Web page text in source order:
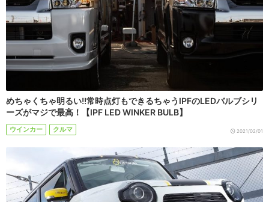
めちゃくちゃ明るい!!常時点灯もできるちゃうIPFのLEDバルブシリ
ーズがマジで最高！【IPF LED WINKER BULB】
ウインカー クルマ 2021/02/01